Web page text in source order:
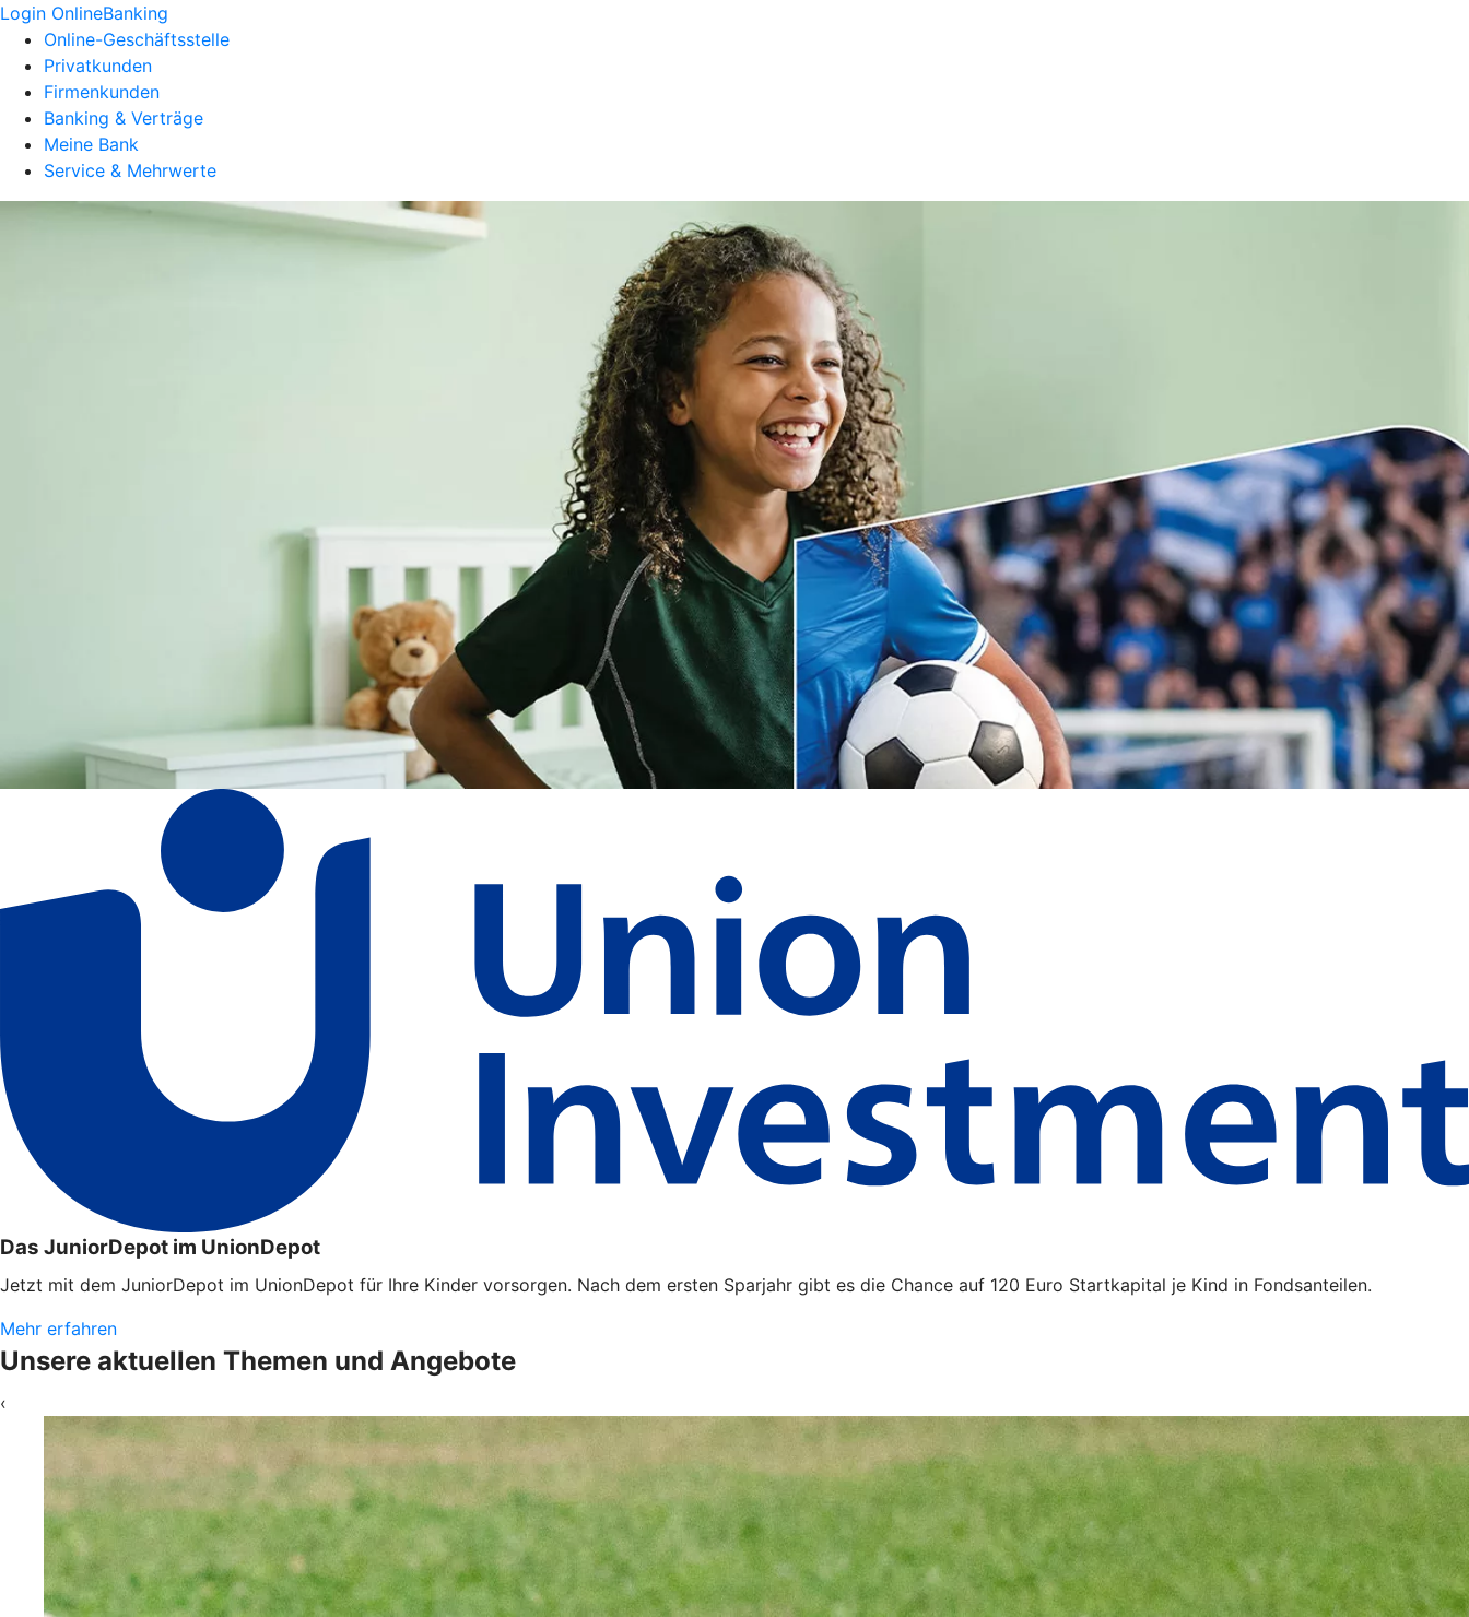
Login OnlineBanking
Online-Geschäftsstelle
Privatkunden
Firmenkunden
Banking & Verträge
Meine Bank
Service & Mehrwerte
Das JuniorDepot im UnionDepot
Jetzt mit dem JuniorDepot im UnionDepot für Ihre Kinder vorsorgen. Nach dem ersten Sparjahr gibt es die Chance auf 120 Euro Startkapital je Kind in Fondsanteilen.
Mehr erfahren
Unsere aktuellen Themen und Angebote
‹